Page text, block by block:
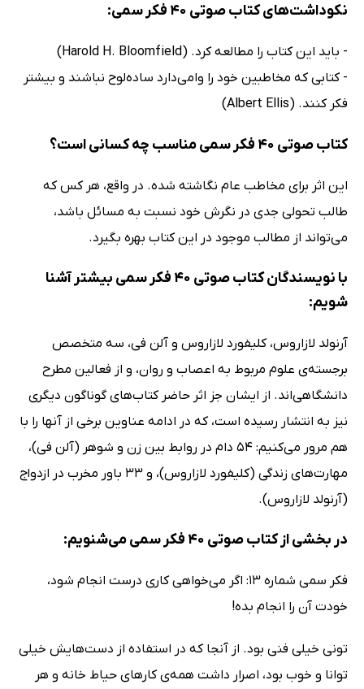
نکوداشت‌های کتاب صوتی 40 فکر سمی:
- باید این کتاب را مطالعه کرد. (Harold H. Bloomfield)
- کتابی که مخاطبین خود را وامی‌دارد ساده‌لوح نباشند و بیشتر
فکر کنند. (Albert Ellis)
کتاب صوتی 40 فکر سمی مناسب چه کسانی است؟
این اثر برای مخاطب عام نگاشته شده. در واقع، هر کس که
طالب تحولی جدی در نگرش خود نسبت به مسائل باشد،
می‌تواند از مطالب موجود در این کتاب بهره بگیرد.
با نویسندگان کتاب صوتی 40 فکر سمی بیشتر آشنا
شویم:
آرنولد لازاروس، کلیفورد لازاروس و آلن فی، سه متخصص
برجسته‌ی علوم مربوط به اعصاب و روان، و از فعالین مطرح
دانشگاهی‌اند. از ایشان جز اثر حاضر کتاب‌های گوناگون دیگری
نیز به انتشار رسیده است، که در ادامه عناوین برخی از آنها را با
هم مرور می‌کنیم: 54 دام در روابط بین زن و شوهر (آلن فی)،
مهارت‌های زندگی (کلیفورد لازاروس)، و 33 باور مخرب در ازدواج
(آرنولد لازاروس).
در بخشی از کتاب صوتی 40 فکر سمی می‌شنویم:
فکر سمی شماره 13: اگر می‌خواهی کاری درست انجام شود،
خودت آن را انجام بده!
تونی خیلی فنی بود. از آنجا که در استفاده از دست‌هایش خیلی
توانا و خوب بود، اصرار داشت همه‌ی کارهای حیاط خانه و هر